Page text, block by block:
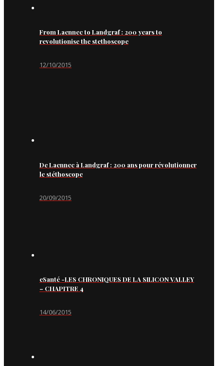
From Laennec to Landgraf : 200 years to
revolutionise the stethoscope
12/10/2015
De Laennec à Landgraf : 200 ans pour révolutionner
le stéthoscope
20/09/2015
eSanté -LES CHRONIQUES DE LA SILICON VALLEY
– CHAPITRE 4
14/06/2015